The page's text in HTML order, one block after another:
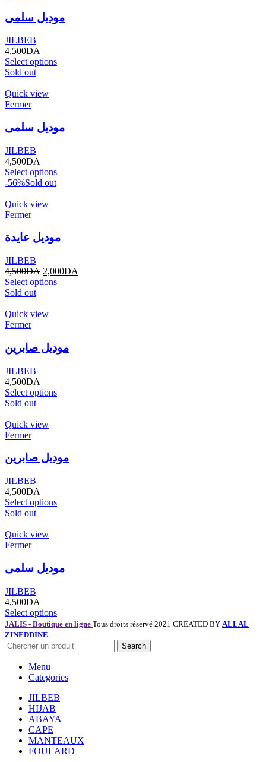
موديل سلمى
JILBEB
4,500DA
Select options
Sold out
Quick view
Fermer
موديل سلمى
JILBEB
4,500DA
Select options
-56%Sold out
Quick view
Fermer
موديل عايدة
JILBEB
4,500DA 2,000DA
Select options
Sold out
Quick view
Fermer
موديل صابرين
JILBEB
4,500DA
Select options
Sold out
Quick view
Fermer
موديل صابرين
JILBEB
4,500DA
Select options
Sold out
Quick view
Fermer
موديل سلمى
JILBEB
4,500DA
Select options
JALIS - Boutique en ligne Tous droits réservé 2021 CREATED BY ALLAL
ZINEDDINE
Search
Menu
Categories
JILBEB
HIJAB
ABAYA
CAPE
MANTEAUX
FOULARD